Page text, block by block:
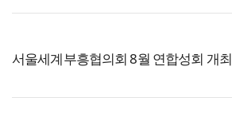
서울세계부흥협의회 8월 연합성회 개최